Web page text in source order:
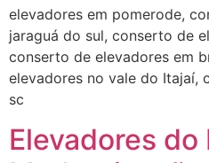
elevadores em pomerode,
jaraguá do sul, conserto de
conserto de elevadores em
elevadores no vale do Itajaí,
sc
Elevadores do